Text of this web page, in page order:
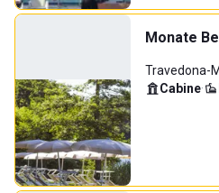
Monate
Travedona-
Cabine·